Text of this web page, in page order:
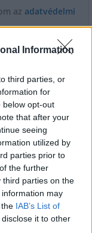
Information
third parties, or
for
below opt-out
that after your
seeing
utilized by
parties prior to
the further
third parties on the
information may
IAB’s List of
it to other
az adatvédelmi
Duna